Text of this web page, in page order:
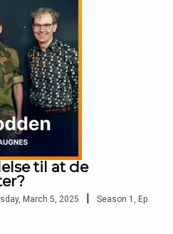
til at de
March 5, 2025 | Season 1 , Ep.